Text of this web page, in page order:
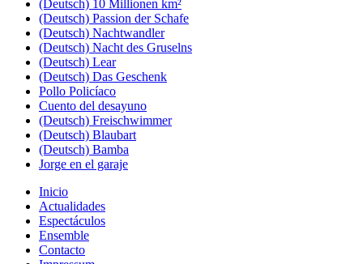
(Deutsch) 10 Millionen km²
(Deutsch) Passion der Schafe
(Deutsch) Nachtwandler
(Deutsch) Nacht des Gruselns
(Deutsch) Lear
(Deutsch) Das Geschenk
Pollo Policíaco
Cuento del desayuno
(Deutsch) Freischwimmer
(Deutsch) Blaubart
(Deutsch) Bamba
Jorge en el garaje
Inicio
Actualidades
Espectáculos
Ensemble
Contacto